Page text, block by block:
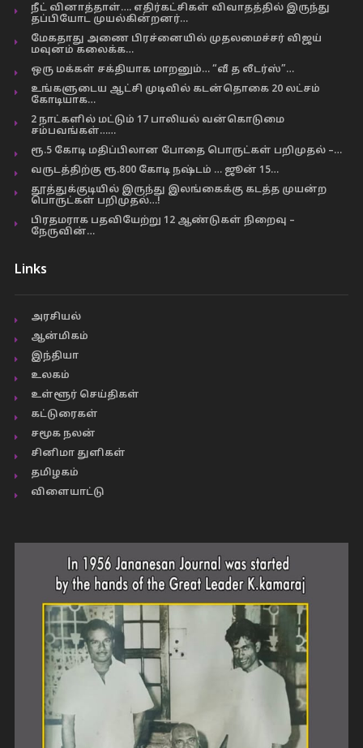
நீட் வினாத்தாள்…. எதிர்கட்சிகள் விவாதத்தில் இருந்து
தப்பியோட முயல்கின்றனர்…
மேகதாது அணை பிரச்னையில் முதலமைச்சர் விஜய்
மவுனம் கலைக்க…
ஒரு மக்கள் சக்தியாக மாறனும்… “வீ த லீடர்ஸ்”…
உங்களுடைய ஆட்சி முடிவில் கடன்தொகை 20 லட்சம்
கோடியாக…
2 நாட்களில் மட்டும் 17 பாலியல் வன்கொடுமை
சம்பவங்கள்……
ரூ.5 கோடி மதிப்பிலான போதை பொருட்கள் பறிமுதல் –…
வருடத்திற்கு ரூ.800 கோடி நஷ்டம் … ஜூன் 15…
தூத்துக்குடியில் இருந்து இலங்கைக்கு கடத்த முயன்ற
பொருட்கள் பறிமுதல்…!
பிரதமராக பதவியேற்று 12 ஆண்டுகள் நிறைவு –
நேருவின்…
Links
அரசியல்
ஆன்மிகம்
இந்தியா
உலகம்
உள்ளூர் செய்திகள்
கட்டுரைகள்
சமூக நலன்
சினிமா துளிகள்
தமிழகம்
விளையாட்டு